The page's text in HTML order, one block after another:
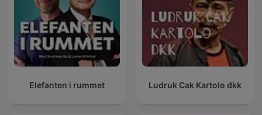
Elefanten i rummet Ludruk Cak Kartolo dkk